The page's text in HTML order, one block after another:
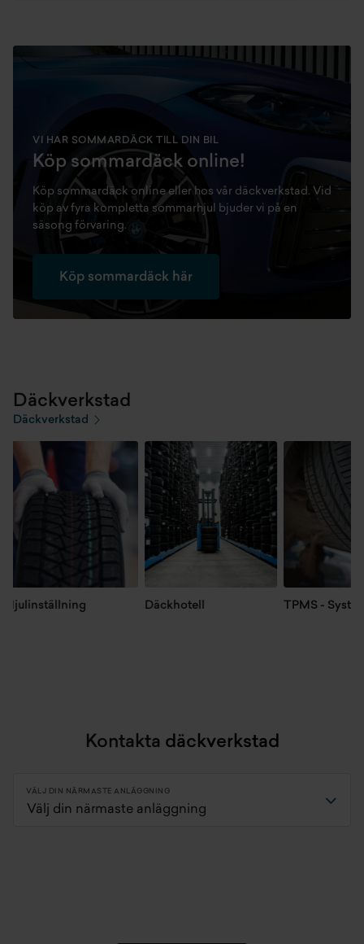
VI HAR SOMMARDÄCK TILL DIN BIL
Köp sommardäck online!
Köp sommardäck online eller hos vår däckverkstad. Vid
köp av fyra kompletta sommarhjul bjuder vi på en
säsong förvaring.
Köp sommardäck här
Däckverkstad
Däckverkstad
Däckhotell TPMS - System
Kontakta däckverkstad
VÄLJ DIN NÄRMASTE ANLÄGGNING